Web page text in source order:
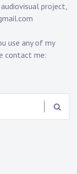
project,
use any of my
contact me: